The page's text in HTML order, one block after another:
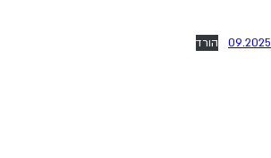
הורד